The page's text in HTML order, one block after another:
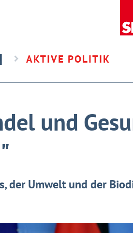
AKTIVE POLITIK
und
der Umwelt und der